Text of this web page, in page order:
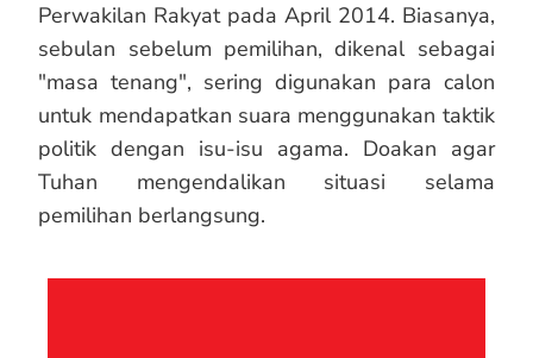
Perwakilan Rakyat pada April 2014. Biasanya,
sebulan sebelum pemilihan, dikenal sebagai
"masa tenang", sering digunakan para calon
untuk mendapatkan suara menggunakan taktik
politik dengan isu-isu agama. Doakan agar
Tuhan mengendalikan situasi selama
pemilihan berlangsung.